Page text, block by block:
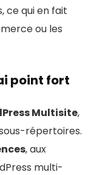
ce qui en fait
ou les
point fort
Multisite,
répertoires.
, aux
multi-